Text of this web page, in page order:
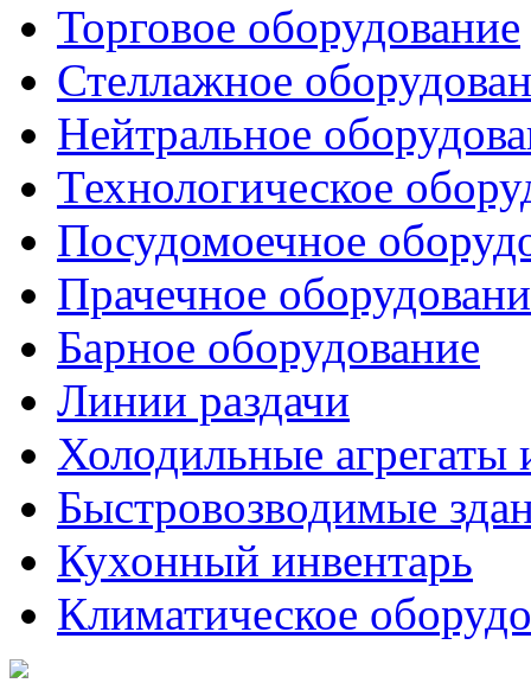
Торговое оборудование
Стеллажное
Нейтральное
Технологическое
Посудомоечное
Прачечное
Барное оборудование
Линии раздачи
Холодильные агрегаты
Быстровозводимые
Кухонный инвентарь
Климатическое